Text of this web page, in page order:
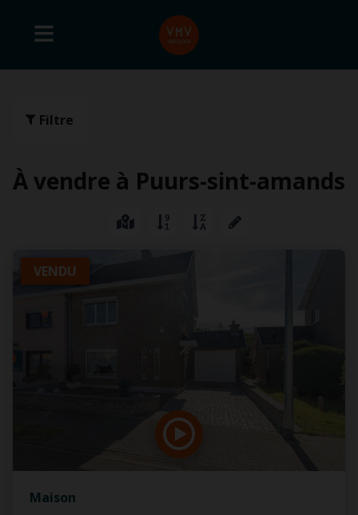
Filtre
À vendre à Puurs-sint-amands
VENDU
Maison